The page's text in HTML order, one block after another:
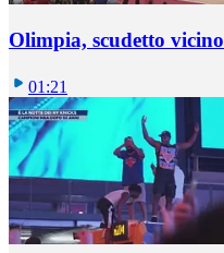
Olimpia, scudetto vicino
01:21